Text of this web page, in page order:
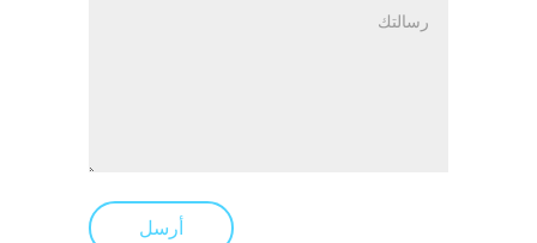
أرسل